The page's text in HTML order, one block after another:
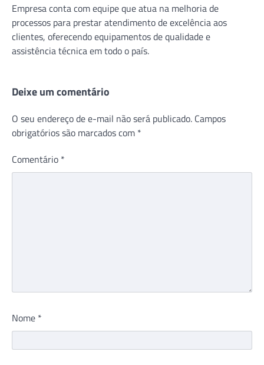
Empresa conta com equipe que atua na melhoria de
processos para prestar atendimento de excelência aos
clientes, oferecendo equipamentos de qualidade e
assistência técnica em todo o país.
Deixe um comentário
O seu endereço de e-mail não será publicado. Campos
obrigatórios são marcados com *
Comentário *
Nome *